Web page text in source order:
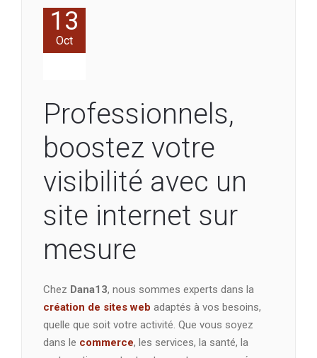
13
Oct
Professionnels,
boostez votre
visibilité avec un
site internet sur
mesure
Chez Dana13, nous sommes experts dans la
création de sites web adaptés à vos besoins,
quelle que soit votre activité. Que vous soyez
dans le commerce, les services, la santé, la